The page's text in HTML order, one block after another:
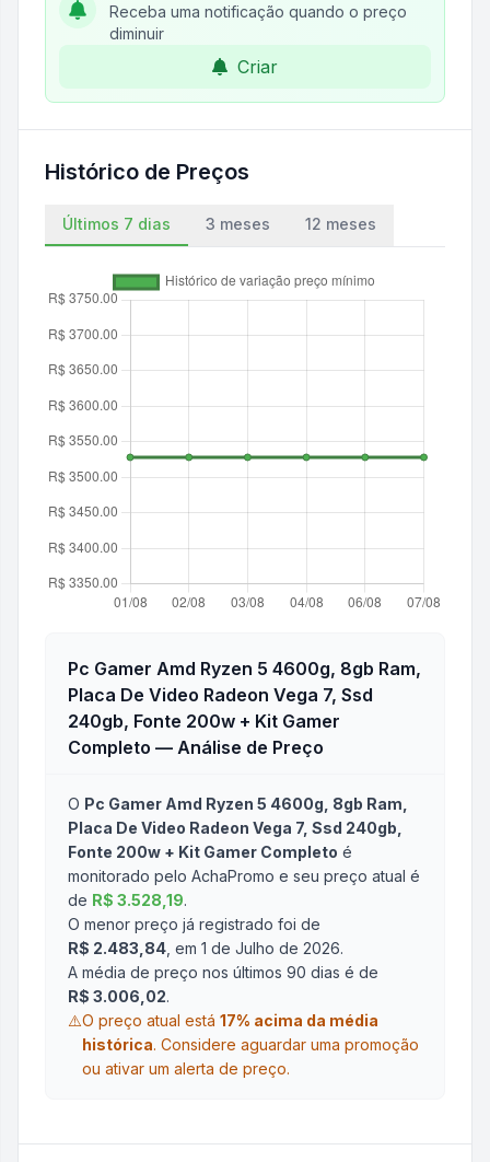
Receba uma notificação quando o preço
diminuir
Criar
Histórico de Preços
Últimos 7 dias 3 meses 12 meses
Pc Gamer Amd Ryzen 5 4600g, 8gb Ram,
Placa De Video Radeon Vega 7, Ssd
240gb, Fonte 200w + Kit Gamer
Completo — Análise de Preço
O Pc Gamer Amd Ryzen 5 4600g, 8gb Ram,
Placa De Video Radeon Vega 7, Ssd 240gb,
Fonte 200w + Kit Gamer Completo é
monitorado pelo AchaPromo e seu preço atual é
de R$ 3.528,19.
O menor preço já registrado foi de
R$ 2.483,84 , em 1 de Julho de 2026.
A média de preço nos últimos 90 dias é de
R$ 3.006,02.
⚠️O preço atual está 17% acima da média
histórica. Considere aguardar uma promoção
ou ativar um alerta de preço.